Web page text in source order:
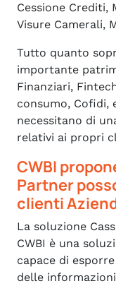
Cessione Crediti,
Visure Camerali,
Tutto quanto
importante
Finanziari,
consumo,
necessitano di
relativi ai propri
CWBI
Partner
clienti
La soluzione
CWBI è una
capace di esporre
delle